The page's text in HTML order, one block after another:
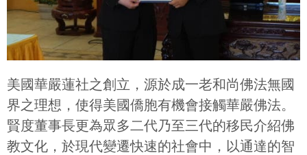
美國華嚴蓮社之創立，源於成一老和尚佛法無國
界之理想，使得美國僑胞有機會接觸華嚴佛法。
賢度董事長更為眾多二代乃至三代的移民介紹佛
教文化，於現代變遷快速的社會中，以通達的智